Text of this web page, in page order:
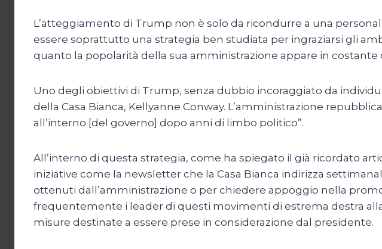
L’atteggiamento di Trump non è solo da ricondurre a una
essere soprattutto una strategia ben studiata per ingraziarsi gli
quanto la popolarità della sua amministrazione appare in costante
Uno degli obiettivi di Trump, senza dubbio incoraggiato da
della Casa Bianca, Kellyanne Conway. L’amministrazione
all’interno [del governo] dopo anni di limbo politico”.
All’interno di questa strategia, come ha spiegato il già ricordato
iniziative come la newsletter che la Casa Bianca indirizza
ottenuti dall’amministrazione o per chiedere appoggio nella
frequentemente i leader di questi movimenti di estrema destra
misure destinate a essere prese in considerazione dal presidente.